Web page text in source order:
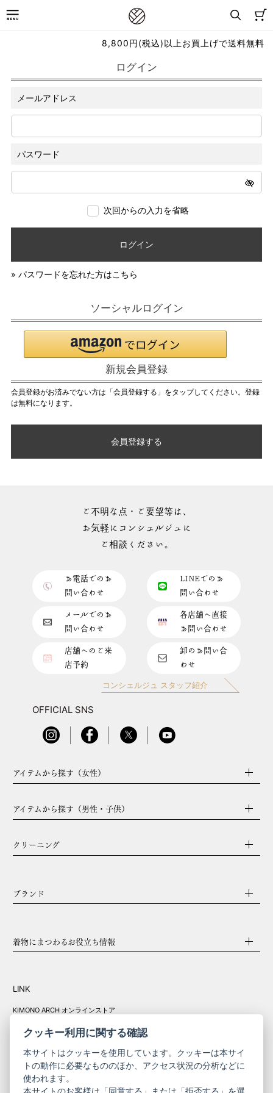
8,800円(税込)以上お買上げで送料無料
ログイン
メールアドレス
パスワード
次回からの入力を省略
ログイン
» パスワードを忘れた方はこちら
ソーシャルログイン
新規会員登録
会員登録がお済みでない方は「会員登録する」をタップしてください。登録
は無料になります。
会員登録する
ご不明な点・ご要望等は、
お気軽にコンシェルジュに
ご相談ください。
お電話でのお
問い合わせ
LINEでのお
問い合わせ
メールでのお
問い合わせ
各店舗へ直接
お問い合わせ
店舗へのご来
店予約
卸のお問い合
わせ
コンシェルジュ スタッフ紹介
OFFICIAL SNS
アイテムから探す（女性）
アイテムから探す（男性・子供）
クリーニング
ブランド
着物にまつわるお役立ち情報
LINK
KIMONO ARCH オンラインストア
きものやまと振
クッキー利用に関する確認
本サイトはクッキーを使用しています。クッキーは本サイ
トの動作に必要なもののほか、アクセス状況の分析などに
使われます。
本サイトのお客様は「同意する」または「拒否する」を選